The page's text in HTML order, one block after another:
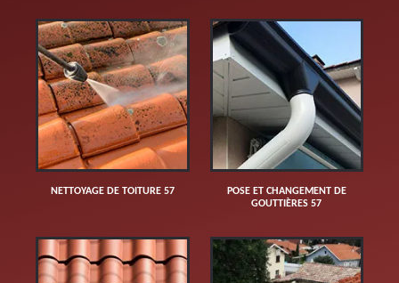
NETTOYAGE DE TOITURE 57
POSE ET CHANGEMENT DE
GOUTTIÈRES 57